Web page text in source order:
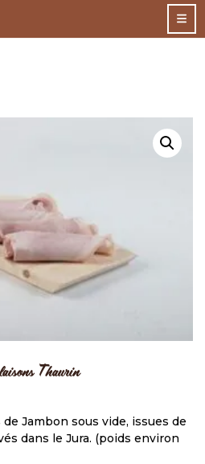
Thaurin
Jambon sous vide, issues de
dans le Jura. (poids environ